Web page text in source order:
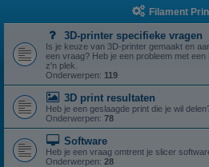
Filament
3D-printer specifieke vragen
Is je keuze van 3D-printer gemaakt en
een vraag? Heb je een probleem met
z'n plek.
Onderwerpen: 119
3D print resultaten
Heb je een geslaagde print die je wil
Onderwerpen: 78
Software
Heb je een vraag omtrent je slicer
Onderwerpen: 28